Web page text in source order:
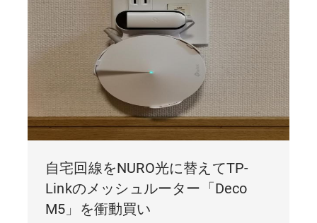
自宅回線をNURO光に替えてTP-
Linkのメッシュルーター「Deco
M5」を衝動買い